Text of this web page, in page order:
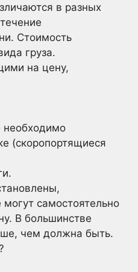
в разных
Стоимость
груза.
на цену,
необходимо
(скоропортящиеся
могут самостоятельно
В большинстве
чем должна быть.